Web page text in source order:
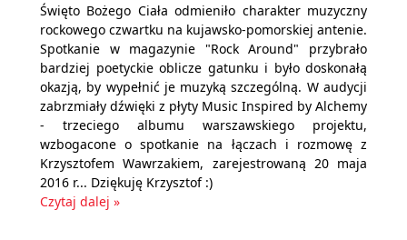
Święto Bożego Ciała odmieniło charakter muzyczny
rockowego czwartku na kujawsko-pomorskiej antenie.
Spotkanie w magazynie "Rock Around" przybrało
bardziej poetyckie oblicze gatunku i było doskonałą
okazją, by wypełnić je muzyką szczególną. W audycji
zabrzmiały dźwięki z płyty Music Inspired by Alchemy
- trzeciego albumu warszawskiego projektu,
wzbogacone o spotkanie na łączach i rozmowę z
Krzysztofem Wawrzakiem, zarejestrowaną 20 maja
2016 r... Dziękuję Krzysztof :)
Czytaj dalej »